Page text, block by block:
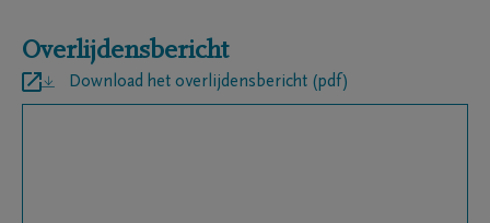
Overlijdensbericht
Download het overlijdensbericht (pdf)